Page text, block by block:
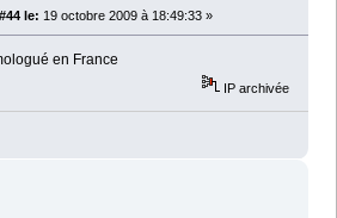
le: 19 octobre 2009 à 18:49:33 »
en France
IP archivée